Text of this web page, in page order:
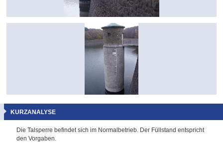
KURZANALYSE
Die Talsperre befindet sich im Normalbetrieb. Der Füllstand entspricht
den Vorgaben.